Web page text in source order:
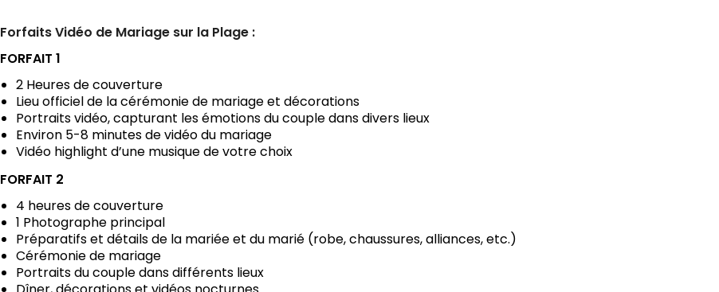
Forfaits Vidéo de Mariage sur la Plage :
FORFAIT 1
2 Heures de couverture
Lieu officiel de la cérémonie de mariage et décorations
Portraits vidéo, capturant les émotions du couple dans divers lieux
Environ 5-8 minutes de vidéo du mariage
Vidéo highlight d’une musique de votre choix
FORFAIT 2
4 heures de couverture
1 Photographe principal
Préparatifs et détails de la mariée et du marié (robe, chaussures, alliances, etc.)
Cérémonie de mariage
Portraits du couple dans différents lieux